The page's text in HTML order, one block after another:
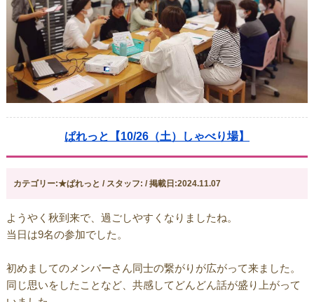
ぱれっと【10/26（土）しゃべり場】
カテゴリー:★ぱれっと / スタッフ: / 掲載日:2024.11.07
ようやく秋到来で、過ごしやすくなりましたね。
当日は9名の参加でした。
初めましてのメンバーさん同士の繋がりが広がって来ました。
同じ思いをしたことなど、共感してどんどん話が盛り上がって